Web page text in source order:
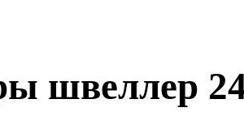
швеллер